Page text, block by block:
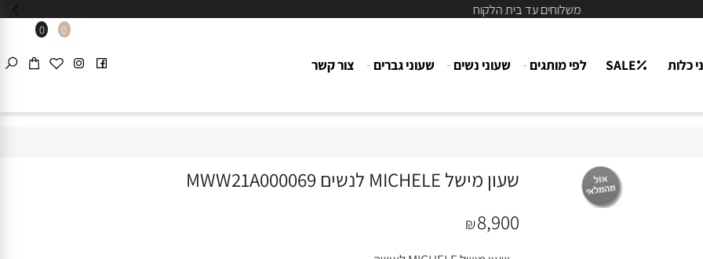
משלוחים עד בית הלקוח
0 0
SALE לפי מותגים שעוני נשים שעוני גברים צור קשר
שעון מישל MICHELE לנשים MWW21A000069
₪8,900